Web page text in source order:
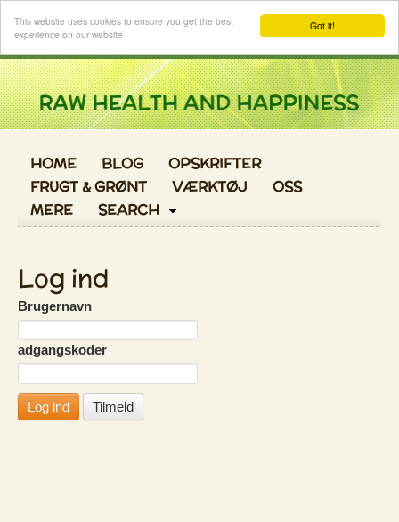
Got it!
This website uses cookies to ensure you get the best
experience on our website
Log ind
HOME BLOG
OPSKRIFTER
FRUGT & GRØNT
VÆRKTØJ
OSS
MERE
SEARCH
Log ind
Brugernavn
adgangskoder